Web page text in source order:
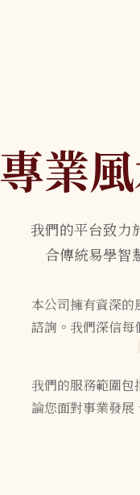
專業
我們的平台致力
合傳統易學智
本公司擁有資深的
諮詢。我們深信每
我們的服務範圍包
論您面對事業發展